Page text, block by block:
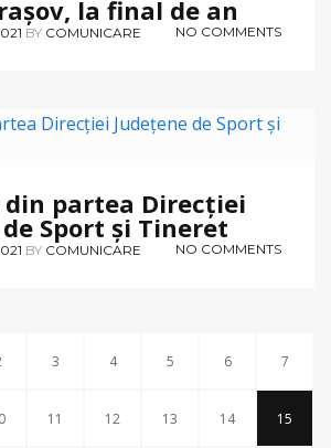
la final de an
BY COMUNICARE NO COMMENTS
din partea Direcției
Sport și Tineret
BY COMUNICARE NO COMMENTS
3 4 5 6 7
11 12 13 14 15